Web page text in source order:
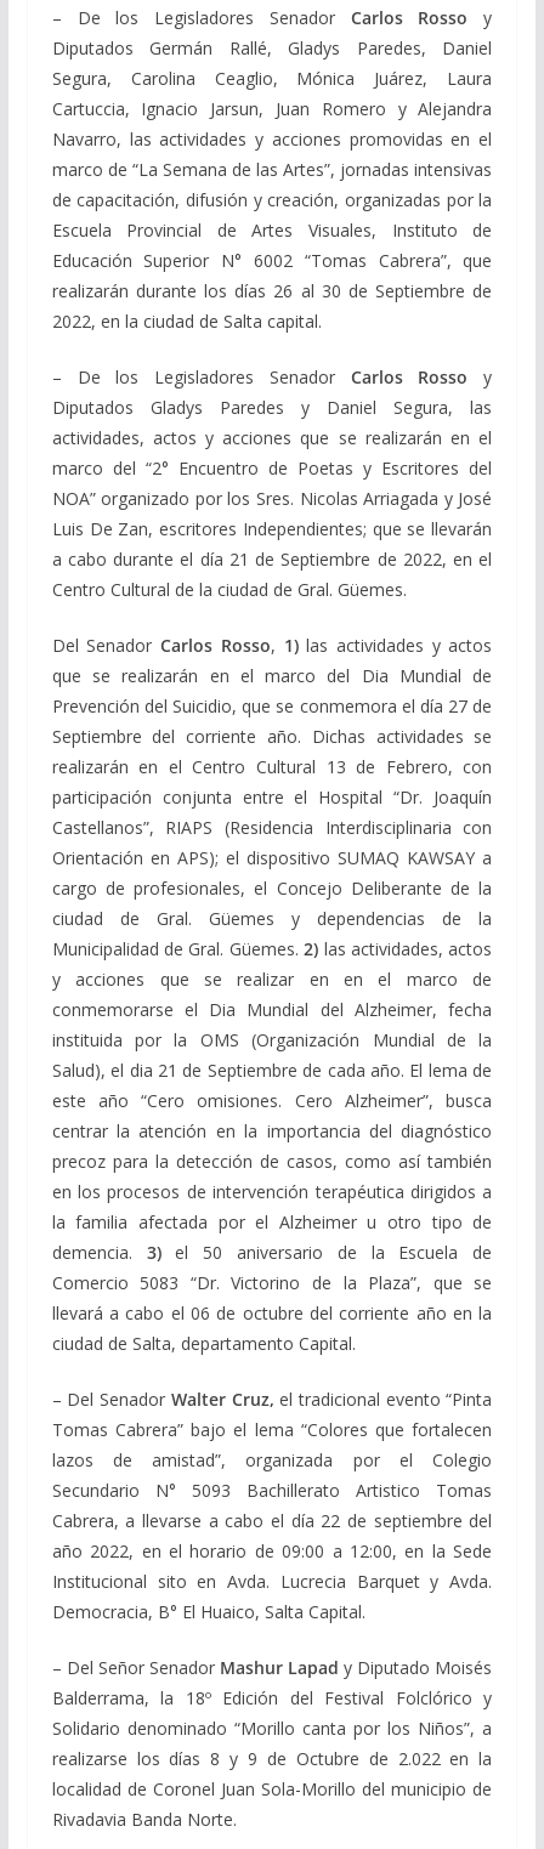
– De los Legisladores SenadorCarlos Rossoy
Diputados Germán Rallé, Gladys Paredes, Daniel
Segura, Carolina Ceaglio, Mónica Juárez, Laura
Cartuccia, Ignacio Jarsun, Juan Romero y Alejandra
Navarro, las actividades y acciones promovidas en el
marco de “La Semana de las Artes”, jornadas intensivas
de capacitación, difusión y creación, organizadas por la
Escuela Provincial de Artes Visuales, Instituto de
Educación Superior N° 6002 “Tomas Cabrera”, que
realizarán durante los días 26 al 30 de Septiembre de
2022, en la ciudad de Salta capital.
– De los Legisladores SenadorCarlos Rossoy
Diputados Gladys Paredes y Daniel Segura, las
actividades, actos y acciones que se realizarán en el
marco del “2° Encuentro de Poetas y Escritores del
NOA” organizado por los Sres. Nicolas Arriagada y José
Luis De Zan, escritores Independientes; que se llevarán
a cabo durante el día 21 de Septiembre de 2022, en el
Centro Cultural de la ciudad de Gral. Güemes.
Del SenadorCarlos Rosso, 1)las actividades y actos
que se realizarán en el marco del Dia Mundial de
Prevención del Suicidio, que se conmemora el día 27 de
Septiembre del corriente año. Dichas actividades se
realizarán en el Centro Cultural 13 de Febrero, con
participación conjunta entre el Hospital “Dr. Joaquín
Castellanos”, RIAPS (Residencia Interdisciplinaria con
Orientación en APS); el dispositivo SUMAQ KAWSAY a
cargo de profesionales, el Concejo Deliberante de la
ciudad de Gral. Güemes y dependencias de la
Municipalidad de Gral. Güemes.2) las actividades, actos
y acciones que se realizar en en el marco de
conmemorarse el Dia Mundial del Alzheimer, fecha
instituida por la OMS (Organización Mundial de la
Salud), el dia 21 de Septiembre de cada año. El lema de
este año “Cero omisiones. Cero Alzheimer”, busca
centrar la atención en la importancia del diagnóstico
precoz para la detección de casos, como así también
en los procesos de intervención terapéutica dirigidos a
la familia afectada por el Alzheimer u otro tipo de
demencia. 3)el 50 aniversario de la Escuela de
Comercio 5083 “Dr. Victorino de la Plaza”, que se
llevará a cabo el 06 de octubre del corriente año en la
ciudad de Salta, departamento Capital.
– Del Senador Walter Cruz,el tradicional evento “Pinta
Tomas Cabrera” bajo el lema “Colores que fortalecen
lazos de amistad”, organizada por el Colegio
Secundario N° 5093 Bachillerato Artistico Tomas
Cabrera, a llevarse a cabo el día 22 de septiembre del
año 2022, en el horario de 09:00 a 12:00, en la Sede
Institucional sito en Avda. Lucrecia Barquet y Avda.
Democracia, B° El Huaico, Salta Capital.
– Del Señor SenadorMashur Lapady Diputado Moisés
Balderrama, la 18º Edición del Festival Folclórico y
Solidario denominado “Morillo canta por los Niños”, a
realizarse los días 8 y 9 de Octubre de 2.022 en la
localidad de Coronel Juan Sola-Morillo del municipio de
Rivadavia Banda Norte.